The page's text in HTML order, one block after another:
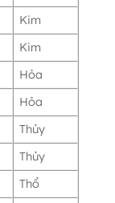
Kim
Kim
Hỏa
Hỏa
Thủy
Thủy
Thổ